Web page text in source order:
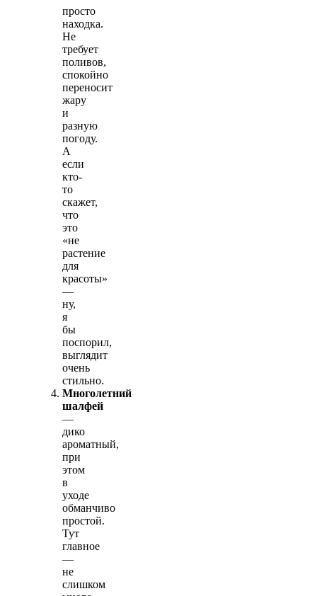
просто
находка.
Не
требует
поливов,
спокойно
переносит
жару
и
разную
погоду.
А
если
кто-
то
скажет,
что
это
«не
растение
для
красоты»
—
ну,
я
бы
поспорил,
выглядит
очень
стильно.
Многолетний
шалфей
—
дико
ароматный,
при
этом
в
уходе
обманчиво
простой.
Тут
главное
—
не
слишком